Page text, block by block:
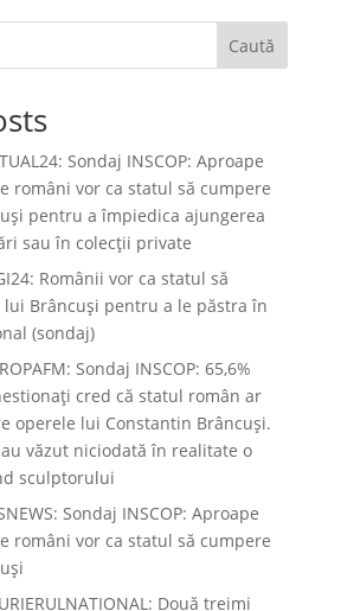
Caută
Sondaj INSCOP: Aproape
români vor ca statul să cumpere
pentru a împiedica ajungerea
sau în colecţii private
Românii vor ca statul să
Brâncuși pentru a le păstra în
(sondaj)
Sondaj INSCOP: 65,6%
cred că statul român ar
operele lui Constantin Brâncuși.
văzut niciodată în realitate o
sculptorului
Sondaj INSCOP: Aproape
români vor ca statul să cumpere
Două treimi